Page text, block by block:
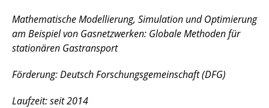
Mathematische Modellierung, Simulation und Optimierung
am Beispiel von Gasnetzwerken: Globale Methoden für
stationären Gastransport
Förderung: Deutsch Forschungsgemeinschaft (DFG)
Laufzeit: seit 2014